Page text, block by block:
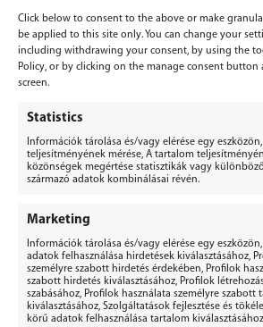
Click below to consent to the above or make granular
be applied to this site only. You can change your
including withdrawing your consent, by using the
Policy, or by clicking on the manage consent
screen.
Statistics
Információk tárolása és/vagy elérése egy
teljesítményének mérése, A tartalom
közönségek megértése statisztikák vagy
származó adatok kombinálásai révén.
Marketing
Információk tárolása és/vagy elérése egy
adatok felhasználása hirdetések kiválasztásához,
személyre szabott hirdetés érdekében, Profilok
szabott hirdetés kiválasztásához, Profilok
szabásához, Profilok használata személyre szabott
kiválasztásához, Szolgáltatások fejlesztése és
körű adatok felhasználása tartalom
Vélemény, hozzászólás?
Hozzászólás küldéséhezbe kell
BERGEPEK.HU
KISGÉPÁRUHÁZ ÉS
Bérgépek Gépáruház